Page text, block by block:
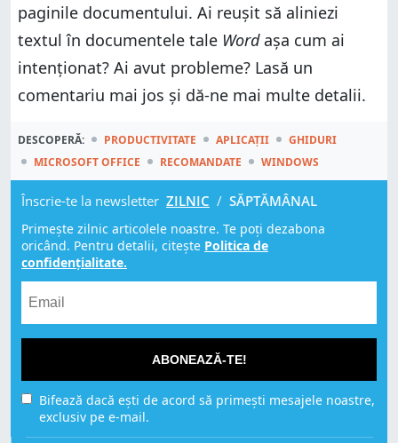
paginile documentului. Ai reușit să aliniezi
textul în documentele tale Wordașa cum ai
intenționat? Ai avut probleme? Lasă un
comentariu mai jos și dă-ne mai multe detalii.
DESCOPERĂ: PRODUCTIVITATE APLICAȚII
GHIDURI
MICROSOFT OFFICE
RECOMANDATE WINDOWS
Înscrie-te la newsletter ZILNIC / SĂPTĂMÂNAL
Primește zilnic articolele noastre. Te poți dezabona
oricând. Pentru detalii, citește Politica de
confidențialitate.
ABONEAZĂ-TE!
Bifează dacă ești de acord să primești mesajele noastre,
exclusiv pe e-mail.